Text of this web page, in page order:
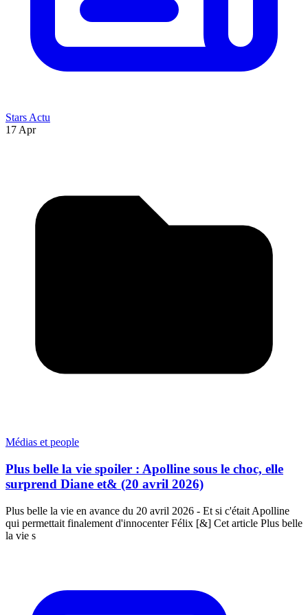
Stars Actu
17 Apr
Médias et people
Plus belle la vie spoiler : Apolline sous le choc, elle
surprend Diane et& (20 avril 2026)
Plus belle la vie en avance du 20 avril 2026 - Et si c'était Apolline
qui permettait finalement d'innocenter Félix [&] Cet article Plus belle
la vie s